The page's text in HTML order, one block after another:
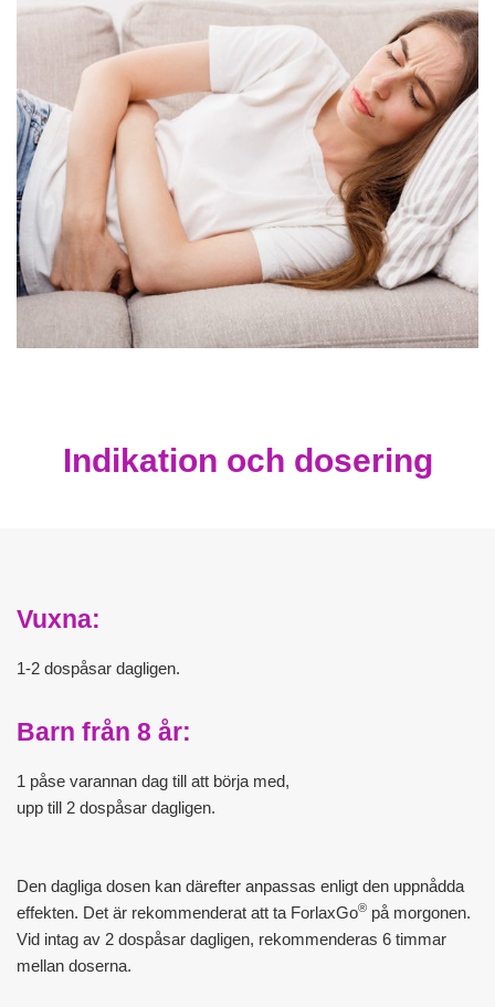
Indikation och dosering
Vuxna:
1-2 dospåsar dagligen.
Barn från 8 år:
1 påse varannan dag till att börja med,
upp till 2 dospåsar dagligen.
Den dagliga dosen kan därefter anpassas enligt den uppnådda
effekten. Det är rekommenderat att ta ForlaxGo® på morgonen.
Vid intag av 2 dospåsar dagligen, rekommenderas 6 timmar
mellan doserna.